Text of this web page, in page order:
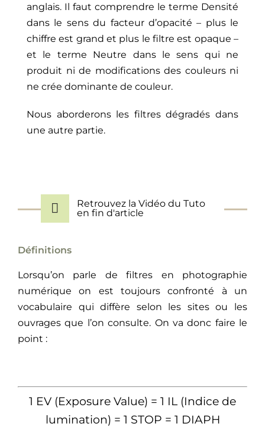
anglais. Il faut comprendre le terme Densité
dans le sens du facteur d’opacité – plus le
chiffre est grand et plus le filtre est opaque –
et le terme Neutre dans le sens qui ne
produit ni de modifications des couleurs ni
ne crée dominante de couleur.
Nous aborderons les filtres dégradés dans
une autre partie.
Retrouvez la Vidéo du Tuto
en fin d'article
Définitions
Lorsqu’on parle de filtres en photographie
numérique on est toujours confronté à un
vocabulaire qui diffère selon les sites ou les
ouvrages que l’on consulte. On va donc faire le
point :
1 EV (Exposure Value) = 1 IL (Indice de
lumination) = 1 STOP = 1 DIAPH